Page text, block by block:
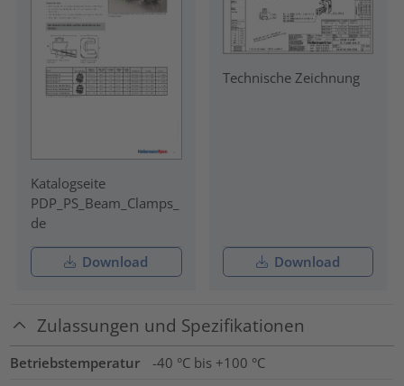
Katalogseite
PDP_PS_Beam_Clamps_
de
Download
Technische Zeichnung
Download
Zulassungen und Spezifikationen
Betriebstemperatur
-40 °C bis +100 °C